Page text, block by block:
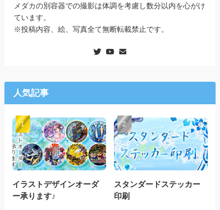
メダカの別容器での撮影は体調を考慮し数分以内を心がけ
ています。
※投稿内容、絵、写真全て無断転載禁止です。
人気記事
イラストデザインオーダ
ー承ります♪
スタンダードステッカー
印刷